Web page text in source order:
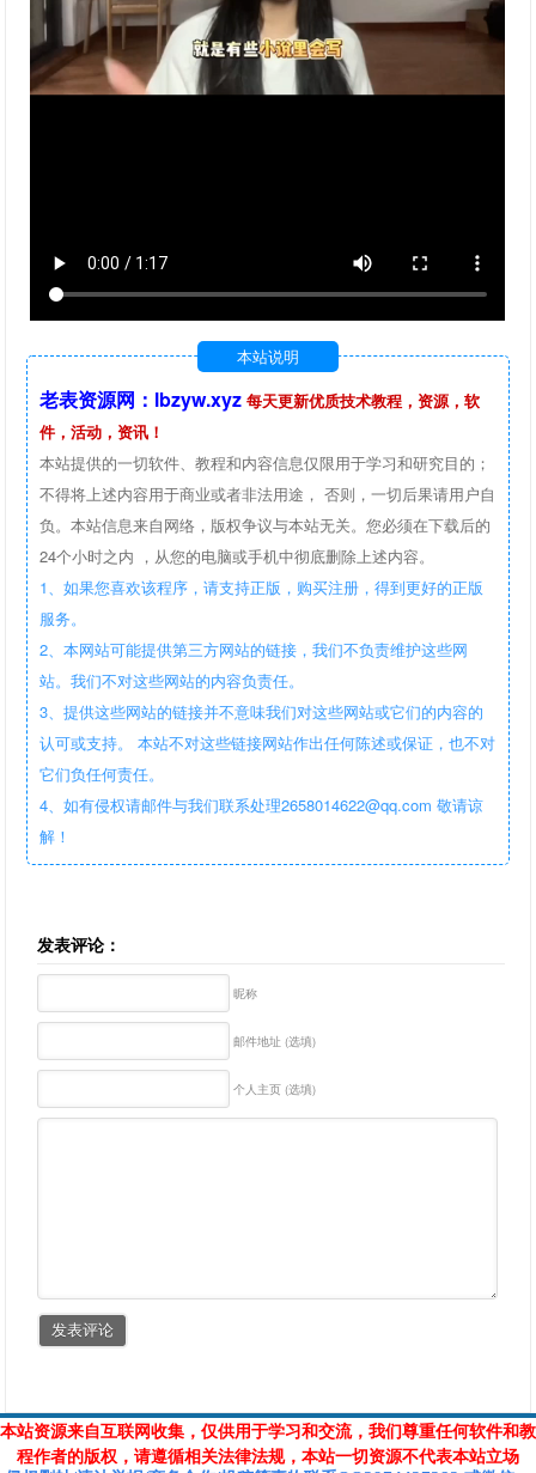
本站说明
老表资源网：lbzyw.xyz 每天更新优质技术教程，资源，软
件，活动，资讯！
本站提供的一切软件、教程和内容信息仅限用于学习和研究目的；
不得将上述内容用于商业或者非法用途， 否则，一切后果请用户自
负。本站信息来自网络，版权争议与本站无关。您必须在下载后的
24个小时之内 ，从您的电脑或手机中彻底删除上述内容。
1、如果您喜欢该程序，请支持正版，购买注册，得到更好的正版
服务。
2、本网站可能提供第三方网站的链接，我们不负责维护这些网
站。我们不对这些网站的内容负责任。
3、提供这些网站的链接并不意味我们对这些网站或它们的内容的
认可或支持。 本站不对这些链接网站作出任何陈述或保证，也不对
它们负任何责任。
4、如有侵权请邮件与我们联系处理2658014622@qq.com 敬请谅
解！
发表评论：
昵称
邮件地址 (选填)
个人主页 (选填)
本站资源来自互联网收集，仅供用于学习和交流，我们尊重任何软件和教
程作者的版权，请遵循相关法律法规，本站一切资源不代表本站立场